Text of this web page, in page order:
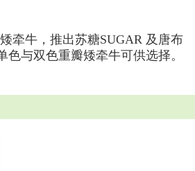
牵牛，推出苏糖SUGAR 及唐布
与双色重瓣矮牵牛可供选择。